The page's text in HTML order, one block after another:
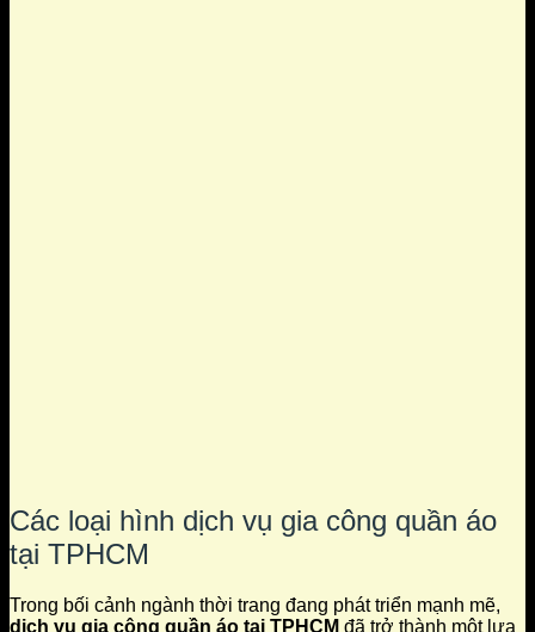
Các loại hình dịch vụ gia công quần áo
tại TPHCM
Trong bối cảnh ngành thời trang đang phát triển mạnh mẽ,
dịch vụ gia công quần áo tại TPHCM đã trở thành một lựa